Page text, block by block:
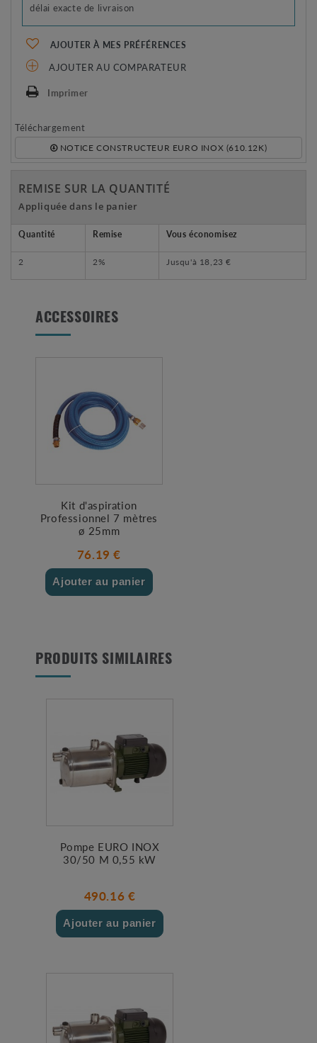
délai exacte de livraison
AJOUTER À MES PRÉFÉRENCES
AJOUTER AU COMPARATEUR
Imprimer
Téléchargement
NOTICE CONSTRUCTEUR EURO INOX (610.12K)
REMISE SUR LA QUANTITÉ
Appliquée dans le panier
Quantité Remise Vous économisez
2 2% Jusqu'à 18,23 €
ACCESSOIRES
Kit d'aspiration
Professionnel 7 mètres
ø 25mm
76.19 €
Ajouter au panier
PRODUITS SIMILAIRES
Pompe EURO INOX
30/50 M 0,55 kW
490.16 €
Ajouter au panier